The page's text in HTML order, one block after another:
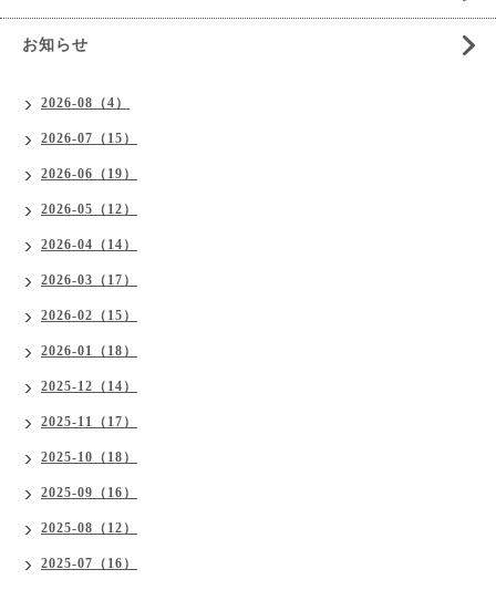
お知らせ
2026-08（4）
2026-07（15）
2026-06（19）
2026-05（12）
2026-04（14）
2026-03（17）
2026-02（15）
2026-01（18）
2025-12（14）
2025-11（17）
2025-10（18）
2025-09（16）
2025-08（12）
2025-07（16）